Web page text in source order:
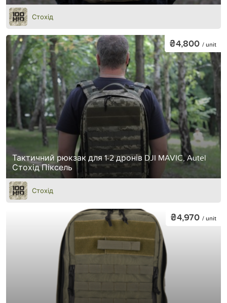
Стохід
Тактичний рюкзак для 1-2 дронів DJI MAVIC, Autel
Стохід Піксель
₴4,800 / unit
Стохід
₴4,970 / unit